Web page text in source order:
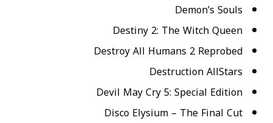
Demon’s Souls
Destiny 2: The Witch Queen
Destroy All Humans 2 Reprobed
Destruction AllStars
Devil May Cry 5: Special Edition
Disco Elysium – The Final Cut